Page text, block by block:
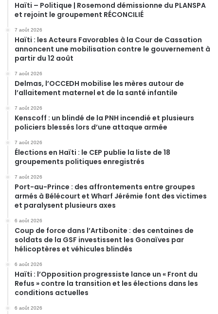
Haïti – Politique | Rosemond démissionne du PLANSPA
et rejoint le groupement RÉCONCILIÉ
7 août 2026
Haïti : les Acteurs Favorables à la Cour de Cassation
annoncent une mobilisation contre le gouvernement à
partir du 12 août
7 août 2026
Delmas, l’OCCEDH mobilise les mères autour de
l’allaitement maternel et de la santé infantile
7 août 2026
Kenscoff : un blindé de la PNH incendié et plusieurs
policiers blessés lors d’une attaque armée
7 août 2026
Élections en Haïti : le CEP publie la liste de 18
groupements politiques enregistrés
7 août 2026
Port-au-Prince : des affrontements entre groupes
armés à Bélécourt et Wharf Jérémie font des victimes
et paralysent plusieurs axes
6 août 2026
Coup de force dans l’Artibonite : des centaines de
soldats de la GSF investissent les Gonaïves par
hélicoptères et véhicules blindés
6 août 2026
Haïti : l’Opposition progressiste lance un « Front du
Refus » contre la transition et les élections dans les
conditions actuelles
6 août 2026